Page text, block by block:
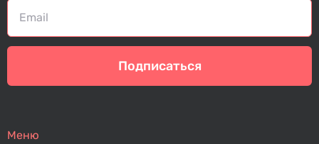
Подписаться
Меню